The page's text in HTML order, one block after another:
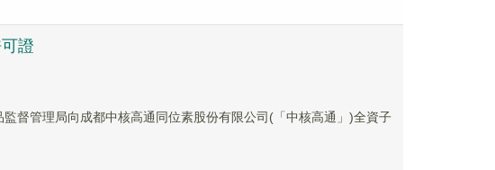
證
督管理局向成都中核高通同位素股份有限公司(「中核高通」)全資子